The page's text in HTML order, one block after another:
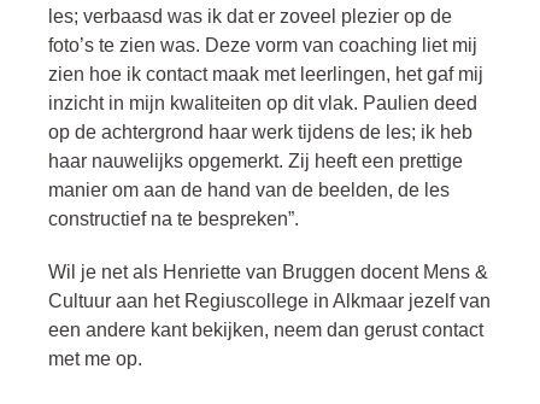
les; verbaasd was ik dat er zoveel plezier op de
foto’s te zien was. Deze vorm van coaching liet mij
zien hoe ik contact maak met leerlingen, het gaf mij
inzicht in mijn kwaliteiten op dit vlak. Paulien deed
op de achtergrond haar werk tijdens de les; ik heb
haar nauwelijks opgemerkt. Zij heeft een prettige
manier om aan de hand van de beelden, de les
constructief na te bespreken”.
Wil je net als Henriette van Bruggen docent Mens &
Cultuur aan het Regiuscollege in Alkmaar jezelf van
een andere kant bekijken, neem dan gerust contact
met me op.